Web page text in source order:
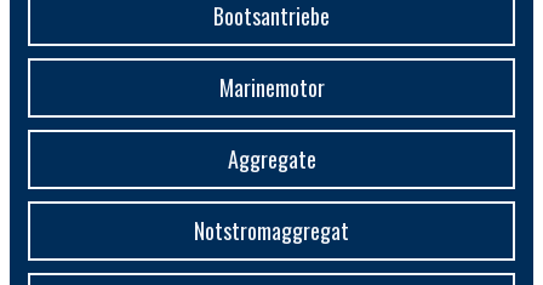
Bootsantriebe
Marinemotor
Aggregate
Notstromaggregat